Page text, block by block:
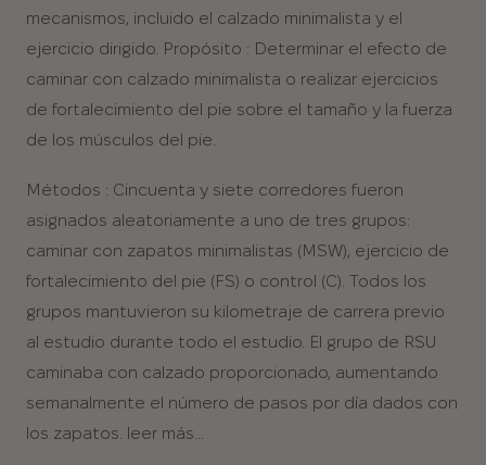
mecanismos, incluido el calzado minimalista y el
ejercicio dirigido. Propósito : Determinar el efecto de
caminar con calzado minimalista o realizar ejercicios
de fortalecimiento del pie sobre el tamaño y la fuerza
de los músculos del pie.
Métodos : Cincuenta y siete corredores fueron
asignados aleatoriamente a uno de tres grupos:
caminar con zapatos minimalistas (MSW), ejercicio de
fortalecimiento del pie (FS) o control (C). Todos los
grupos mantuvieron su kilometraje de carrera previo
al estudio durante todo el estudio. El grupo de RSU
caminaba con calzado proporcionado, aumentando
semanalmente el número de pasos por día dados con
los zapatos. leer más...